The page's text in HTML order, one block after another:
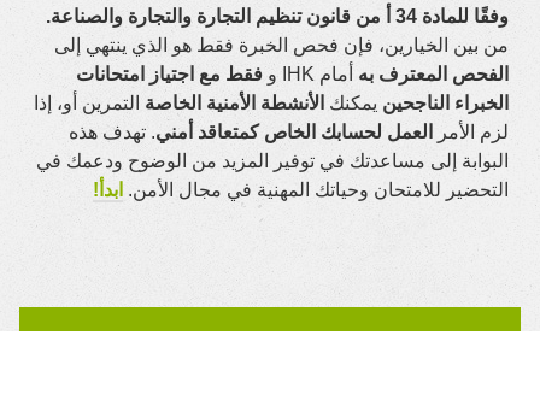
وفقًا للمادة 34 أ من قانون تنظيم التجارة والتجارة والصناعة.
من بين الخيارين، فإن فحص الخبرة فقط هو الذي ينتهي إلى
الفحص المعترف به أمام IHK و
فقط مع اجتياز امتحانات
الخبراء الناجحين يمكنك الأنشطة الأمنية الخاصة التمرين أو، إذا
لزم الأمر
العمل لحسابك الخاص كمتعاقد أمني. تهدف هذه
البوابة إلى مساعدتك في توفير المزيد من الوضوح ودعمك في
التحضير للامتحان وحياتك المهنية في مجال الأمن. ابدأ!